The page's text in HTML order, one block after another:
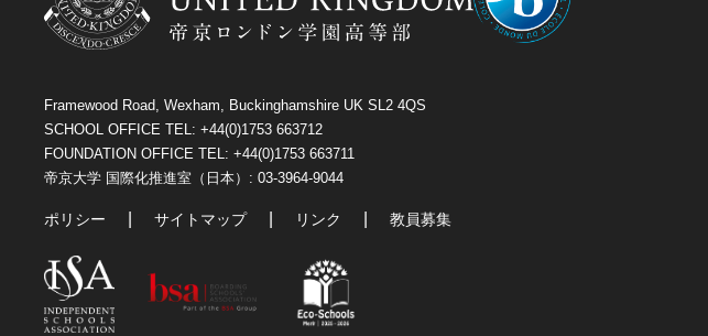
Framewood Road, Wexham, Buckinghamshire UK SL2 4QS
SCHOOL OFFICE TEL: +44(0)1753 663712
FOUNDATION OFFICE TEL: +44(0)1753 663711
帝京大学 国際化推進室（日本）: 03-3964-9044
ポリシー サイトマップ リンク 教員募集